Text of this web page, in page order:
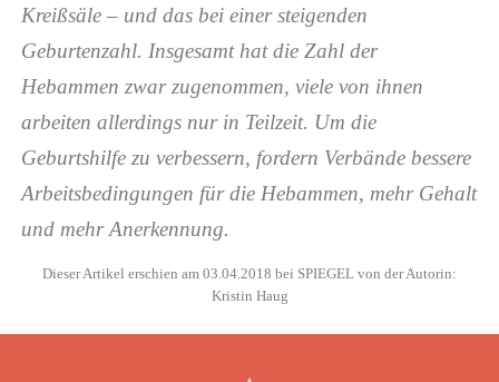
Kreißsäle – und das bei einer steigenden
Geburtenzahl. Insgesamt hat die Zahl der
Hebammen zwar zugenommen, viele von ihnen
arbeiten allerdings nur in Teilzeit. Um die
Geburtshilfe zu verbessern, fordern Verbände bessere
Arbeitsbedingungen für die Hebammen, mehr Gehalt
und mehr Anerkennung.
Dieser Artikel erschien am 03.04.2018 bei SPIEGEL von der Autorin:
Kristin Haug